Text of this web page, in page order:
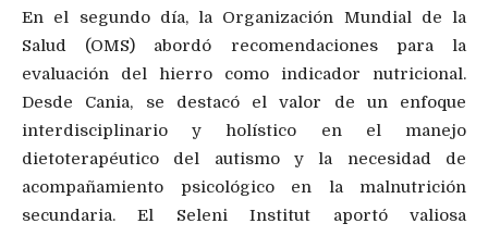
En el segundo día, la Organización Mundial de la
Salud (OMS) abordó recomendaciones para la
evaluación del hierro como indicador nutricional.
Desde Cania, se destacó el valor de un enfoque
interdisciplinario y holístico en el manejo
dietoterapéutico del autismo y la necesidad de
acompañamiento psicológico en la malnutrición
secundaria. El Seleni Institut aportó valiosa